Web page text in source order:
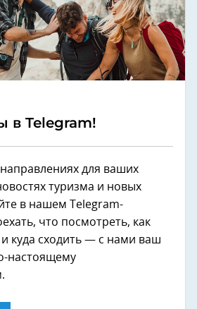
в Telegram!
для ваших
туризма и новых
в нашем Telegram-
что посмотреть, как
куда сходить — с нами ваш
настоящему